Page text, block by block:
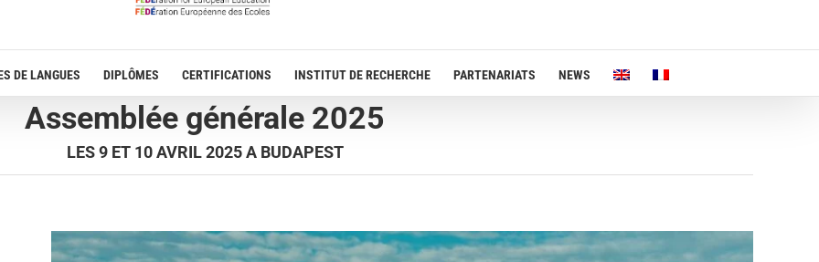
DE LANGUES DIPLÔMES CERTIFICATIONS INSTITUT DE RECHERCHE PARTENARIATS NEWS
Assemblée générale 2025
LES 9 ET 10 AVRIL 2025 A BUDAPEST